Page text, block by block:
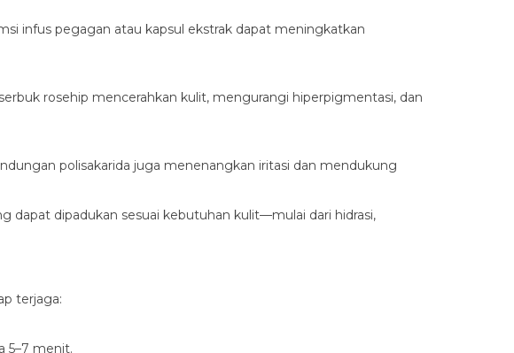
infus pegagan atau kapsul ekstrak dapat meningkatkan
rosehip mencerahkan kulit, mengurangi hiperpigmentasi, dan
polisakarida juga menenangkan iritasi dan mendukung
dapat dipadukan sesuai kebutuhan kulit—mulai dari hidrasi,
terjaga:
5–7 menit.